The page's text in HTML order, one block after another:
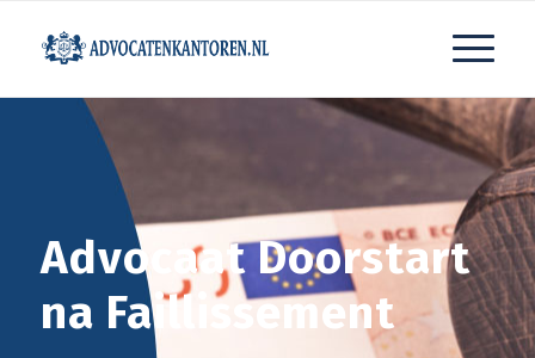
Advocaat Doorstart
na Faillissement